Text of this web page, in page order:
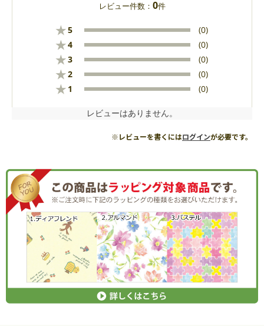
レビュー件数： 0件
★5 (0)
★4 (0)
★3 (0)
★2 (0)
★ 1 (0)
レビューはありません。
※レビューを書くにはログインが必要です。